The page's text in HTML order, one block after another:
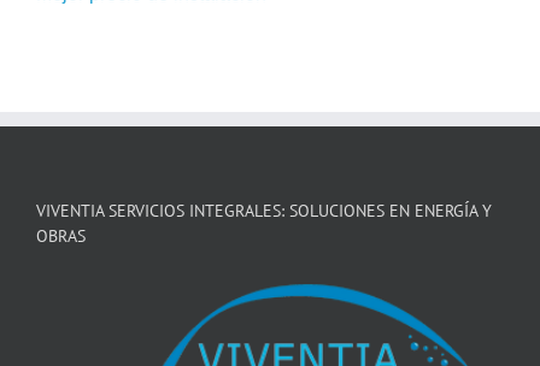
VIVENTIA SERVICIOS INTEGRALES: SOLUCIONES EN ENERGÍA Y
OBRAS